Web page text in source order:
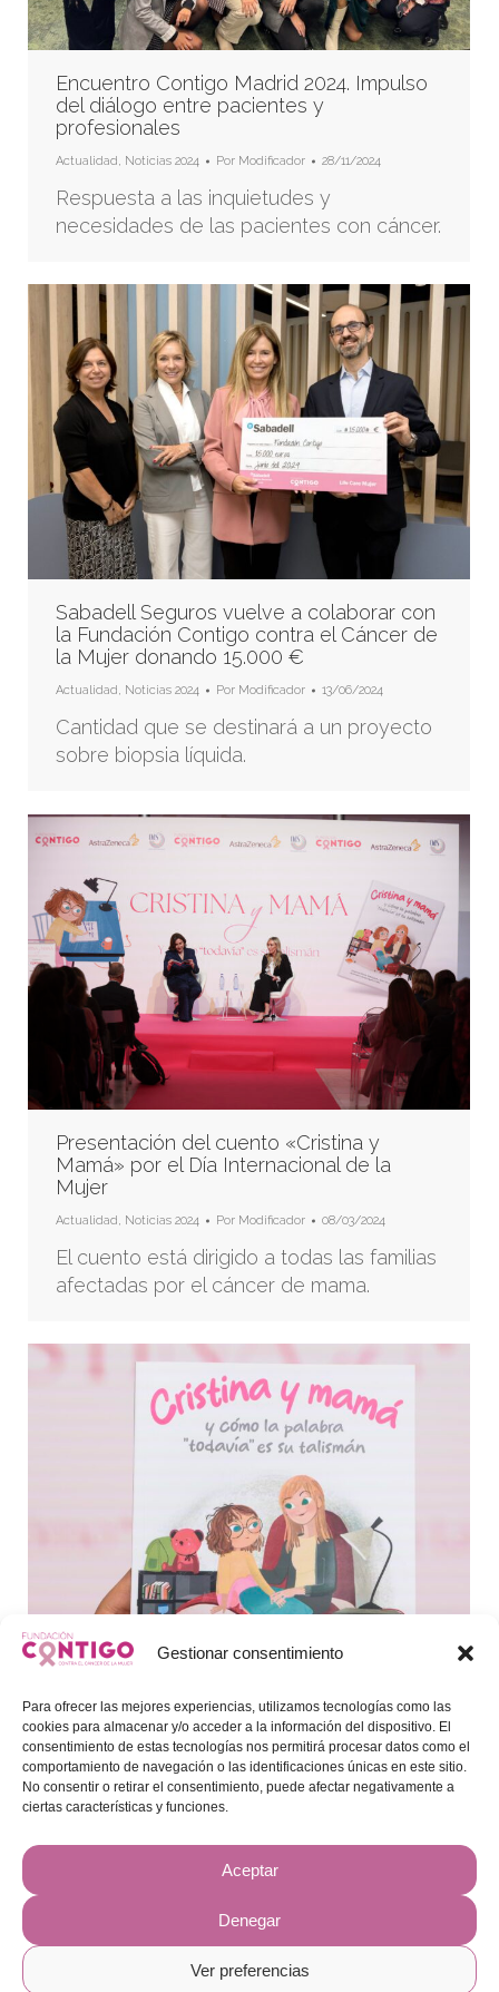
Gestionar consentimiento
Para ofrecer las mejores experiencias, utilizamos tecnologías como las
cookies para almacenar y/o acceder a la información del dispositivo. El
consentimiento de estas tecnologías nos permitirá procesar datos como el
comportamiento de navegación o las identificaciones únicas en este sitio.
No consentir o retirar el consentimiento, puede afectar negativamente a
ciertas características y funciones.
Aceptar
Denegar
Ver preferencias
Encuentro Contigo Madrid 2024. Impulso
del diálogo entre pacientes y
profesionales
Actualidad, Noticias 2024 Por Modificador 28/11/2024
Respuesta a las inquietudes y
necesidades de las pacientes con cáncer.
Sabadell Seguros vuelve a colaborar con
la Fundación Contigo contra el Cáncer de
la Mujer donando 15.000 €
Actualidad, Noticias 2024 Por Modificador 13/06/2024
Cantidad que se destinará a un proyecto
sobre biopsia líquida.
Presentación del cuento «Cristina y
Mamá» por el Día Internacional de la
Mujer
Actualidad, Noticias 2024 Por Modificador 08/03/2024
El cuento está dirigido a todas las familias
afectadas por el cáncer de mama.
Lanzamiento Cuento Contigo: «Cristina y
Mamá y como todavía es su palabra
talismán»
Actualidad PorModificador 06/03/2024
Desde la Fundación Contigo lanzamos el
cuento «Cristina y mamá», la historia de
cambiado su rutina familiar desde que a